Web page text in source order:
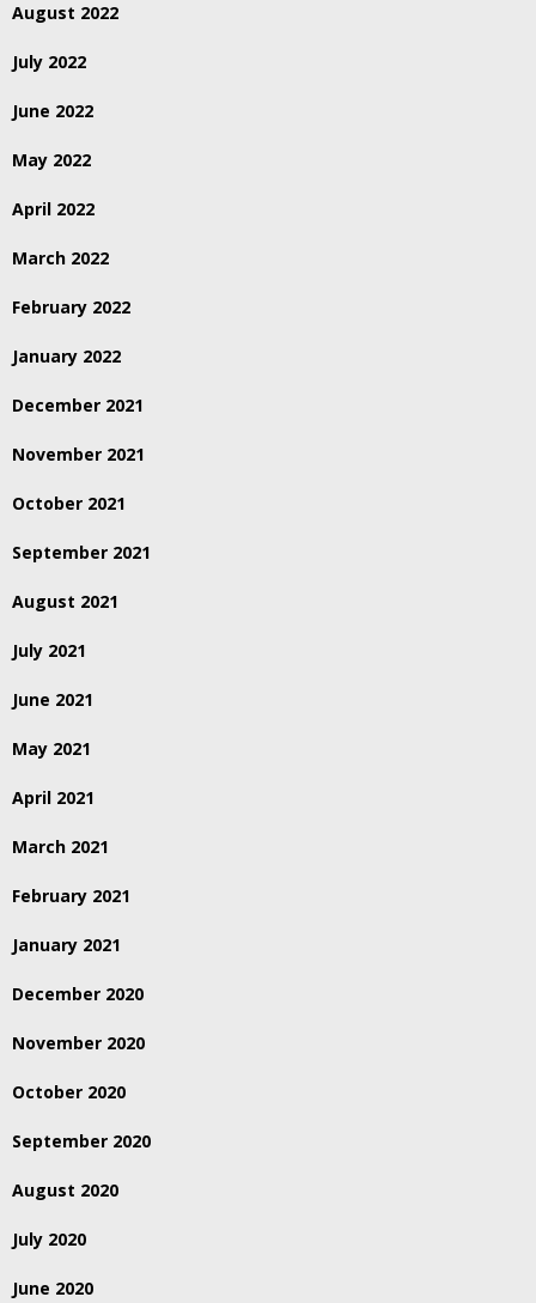
August 2022
July 2022
June 2022
May 2022
April 2022
March 2022
February 2022
January 2022
December 2021
November 2021
October 2021
September 2021
August 2021
July 2021
June 2021
May 2021
April 2021
March 2021
February 2021
January 2021
December 2020
November 2020
October 2020
September 2020
August 2020
July 2020
June 2020